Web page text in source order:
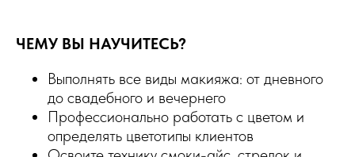
ЧЕМУ ВЫ НАУЧИТЕСЬ?
Выполнять все виды макияжа: от дневного
до свадебного и вечернего
Профессионально работать с цветом и
определять цветотипы клиентов